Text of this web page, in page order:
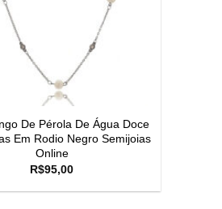
De Pérola De Água Doce
Em Rodio Negro Semijoias
Online
R$95,00